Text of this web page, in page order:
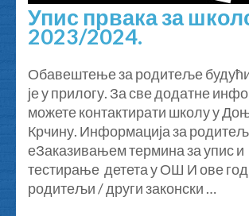
Упис првака за
2023/2024.
Обавештење за родитеље
је у прилогу. За све додатне
можете контактирати школу у
Крчину. Информација за
еЗаказивањем термина за упис и
тестирање детета у ОШ И ове
родитељи / други законски …